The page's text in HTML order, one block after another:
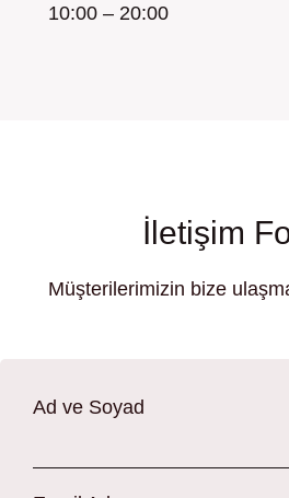
10:00 – 20:00
İletişim
Müşterilerimizin bize
Ad ve Soyad